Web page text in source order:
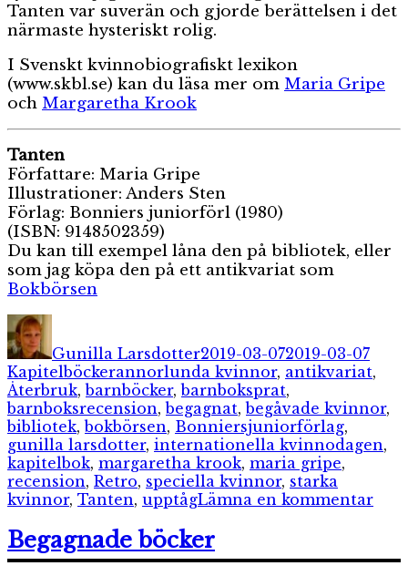
Tanten var suverän och gjorde berättelsen i det
närmaste hysteriskt rolig.
I Svenskt kvinnobiografiskt lexikon
(www.skbl.se) kan du läsa mer om Maria Gripe
och Margaretha Krook
Tanten
Författare: Maria Gripe
Illustrationer: Anders Sten
Förlag: Bonniers juniorförl (1980)
(ISBN: 9148502359)
Du kan till exempel låna den på bibliotek, eller
som jag köpa den på ett antikvariat som
Bokbörsen
Gunilla Larsdotter2019-03-072019-03-07
KapitelböckerEtiketter
annorlunda kvinnor, antikvariat,
Återbruk,barnböcker,barnboksprat,
barnboksrecension,begagnat,begåvade kvinnor,
bibliotek,bokbörsen, Bonniersjuniorförlag,
gunilla larsdotter, internationella kvinnodagen,
kapitelbok, margaretha krook, maria gripe,
recension, Retro, speciella kvinnor, starka
kvinnor, Tanten, upptågLämna en kommentartill
Begagnade böcker